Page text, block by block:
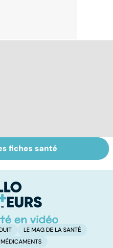
Don de gamètes :
le pour et le
levée de
l'anonymat
fiches santé
LE MAG DE LA SANTÉ
MÉDICAMENTS